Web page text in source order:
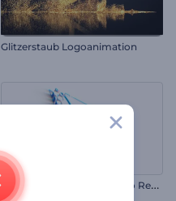
Glitzerstaub Logoanimation
E
infache Umformung Logo Reveal